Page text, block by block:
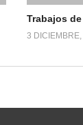
Trabajos
3